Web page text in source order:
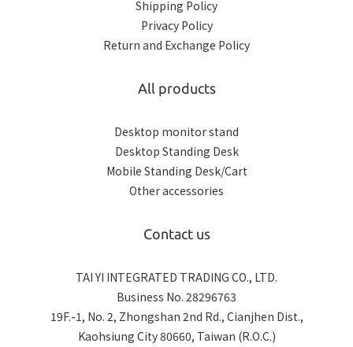
Shipping Policy
Privacy Policy
Return and Exchange Policy
All products
Desktop monitor stand
Desktop Standing Desk
Mobile Standing Desk/Cart
Other accessories
Contact us
TAI YI INTEGRATED TRADING CO., LTD.
Business No. 28296763
19F.-1, No. 2, Zhongshan 2nd Rd., Cianjhen Dist.,
Kaohsiung City 80660, Taiwan (R.O.C.)